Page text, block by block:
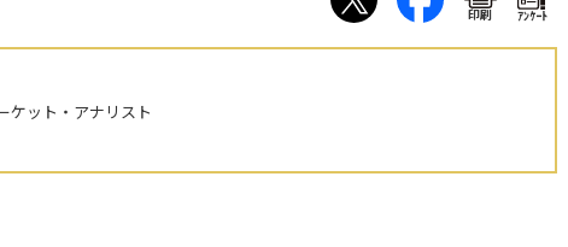
印刷 ｱﾝｹｰﾄ
ケット・アナリスト